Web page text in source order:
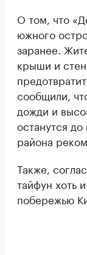
О том, что
южного
заранее.
крыши и
сообщили,
дожди и
останутся
района
Также,
тайфун хоть
побережью